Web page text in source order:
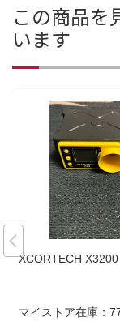
この商品を
います
XCORTECH
マイストア在庫：